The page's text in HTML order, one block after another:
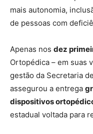
mais autonomia,
de pessoas com
Apenas nos dez
Ortopédica – em suas
gestão da Secretaria
assegurou a entrega
dispositivos
estadual voltada para